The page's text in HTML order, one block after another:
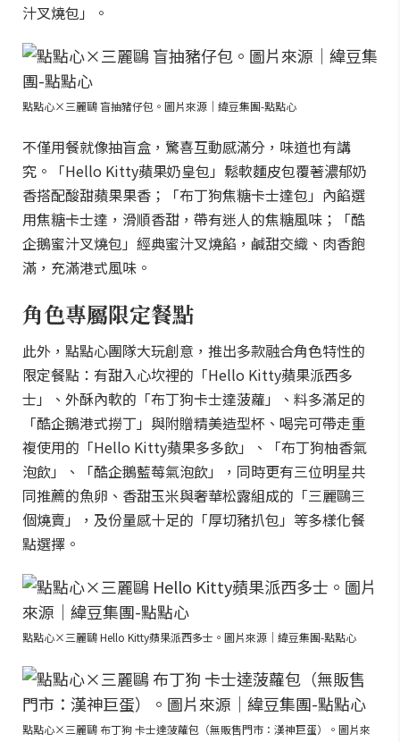
汁叉燒包」。
點點心×三麗鷗 盲抽豬仔包。圖片來源｜緯豆集團-點點心
不僅用餐就像抽盲盒，驚喜互動感滿分，味道也有講
究。「Hello Kitty蘋果奶皇包」鬆軟麵皮包覆著濃郁奶
香搭配酸甜蘋果果香；「布丁狗焦糖卡士達包」內餡選
用焦糖卡士達，滑順香甜，帶有迷人的焦糖風味；「酷
企鵝蜜汁叉燒包」經典蜜汁叉燒餡，鹹甜交織、肉香飽
滿，充滿港式風味。
角色專屬限定餐點
此外，點點心團隊大玩創意，推出多款融合角色特性的
限定餐點：有甜入心坎裡的「Hello Kitty蘋果派西多
士」、外酥內軟的「布丁狗卡士達菠蘿」、料多滿足的
「酷企鵝港式撈丁」與附贈精美造型杯、喝完可帶走重
複使用的「Hello Kitty蘋果多多飲」、「布丁狗柚香氣
泡飲」、「酷企鵝藍莓氣泡飲」，同時更有三位明星共
同推薦的魚卵、香甜玉米與奢華松露組成的「三麗鷗三
個燒賣」，及份量感十足的「厚切豬扒包」等多樣化餐
點選擇。
點點心×三麗鷗 Hello Kitty蘋果派西多士。圖片來源｜緯豆集團-點點心
點點心×三麗鷗 布丁狗 卡士達菠蘿包（無販售門市：漢神巨蛋）。圖片來